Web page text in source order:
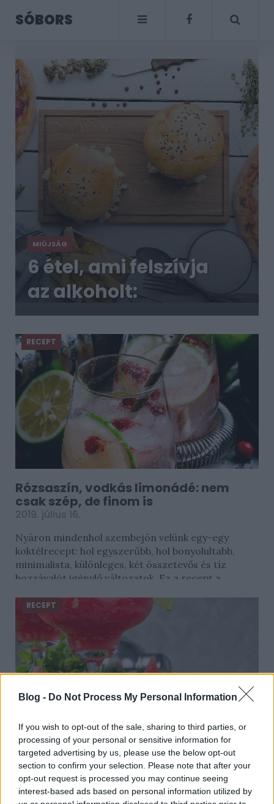
Blog - Do Not Process My Personal Information
If you wish to opt-out of the sale, sharing to third parties, or
processing of your personal or sensitive information for
targeted advertising by us, please use the below opt-out
section to confirm your selection. Please note that after your
opt-out request is processed you may continue seeing
interest-based ads based on personal information utilized by
SÓBORS
MIÚJSÁG
6 étel, ami felszívja
az alkoholt:
fesztiválszezonban
jó tudni róluk
RECEPT
Rózsaszín, vodkás limonádé: nem
csak szép, de finom is
2019. július 16.
Nyáron mindenhol szembejön velünk egy-egy
koktélrecept: hol egyszerűbb, hol bonyolultabb,
minimalista, különleges, két összetevős és tíz
hozzávalót igénylő változatok. Ez a recept a...
RECEPT
Görögdinnyés Margarita lime-mal és
sóval: a nyárízű koktél
2019. július 15.
A nyár egyik legjobb hűsítője kétségtelenül a